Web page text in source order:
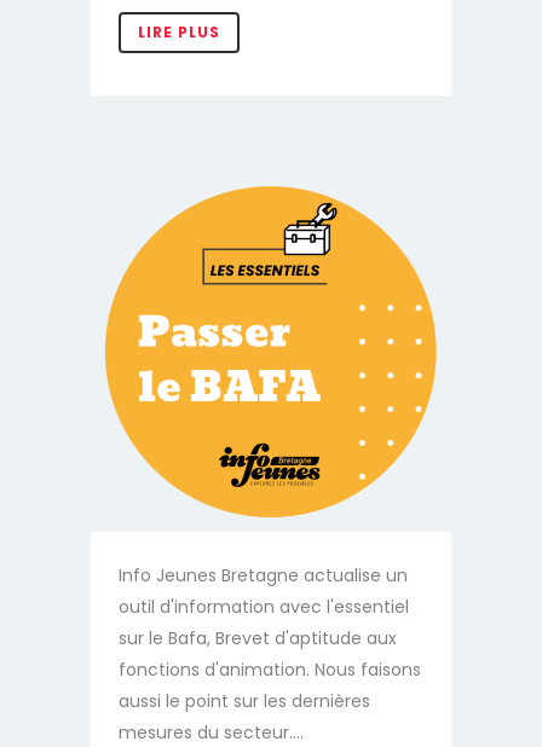
Info Jeunes Bretagne actualise un
outil d'information avec l'essentiel
sur le Bafa, Brevet d'aptitude aux
fonctions d'animation. Nous faisons
aussi le point sur les dernières
mesures du secteur....